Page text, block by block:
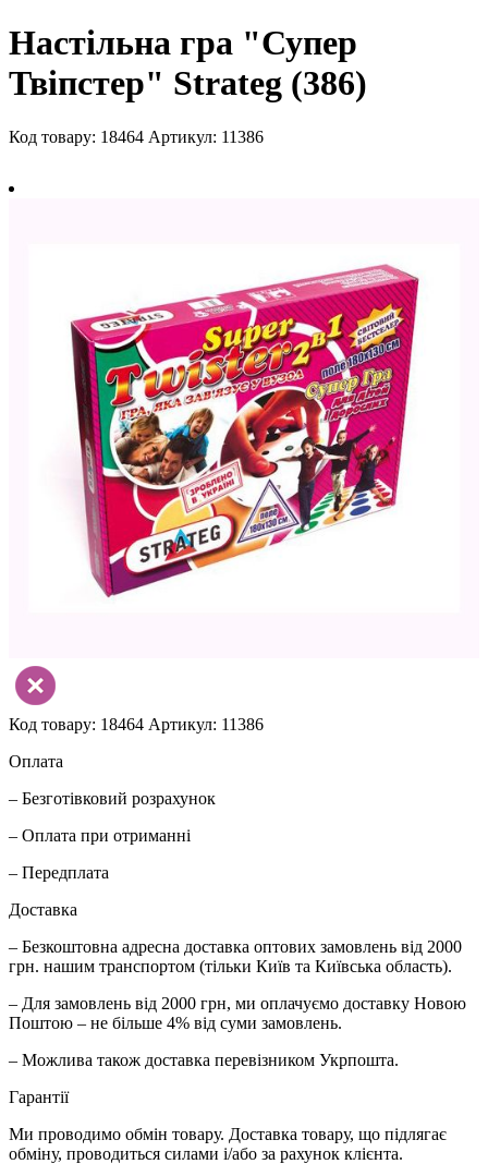
Настільна гра "Супер
Твіпстер" Strateg (386)
Код товару: 18464 Артикул: 11386
Код товару: 18464 Артикул: 11386
Оплата
– Безготівковий розрахунок
– Оплата при отриманні
– Передплата
Доставка
– Безкоштовна адресна доставка оптових замовлень від 2000
грн. нашим транспортом (тільки Київ та Київська область).
– Для замовлень від 2000 грн, ми оплачуємо доставку Новою
Поштою – не більше 4% від суми замовлень.
– Можлива також доставка перевізником Укрпошта.
Гарантії
Ми проводимо обмін товару. Доставка товару, що підлягає
обміну, проводиться силами і/або за рахунок клієнта.